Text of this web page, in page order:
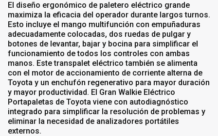
El diseño ergonómico de paletero eléctrico grande
maximiza la eficacia del operador durante largos turnos.
Esto incluye el mango multifunción con empuñaduras
adecuadamente colocadas, dos ruedas de pulgar y
botones de levantar, bajar y bocina para simplificar el
funcionamiento de todos los controles con ambas
manos. Este transpalet eléctrico también se alimenta
con el motor de accionamiento de corriente alterna de
Toyota y un enchufón regenerativo para mayor duración
y mayor productividad. El Gran Walkie Eléctrico
Portapaletas de Toyota viene con autodiagnóstico
integrado para simplificar la resolución de problemas y
eliminar la necesidad de analizadores portátiles
externos.